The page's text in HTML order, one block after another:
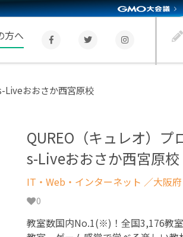
方へ
Liveおおさか西宮原校
QUREO（キュレオ）プ
s-Liveおおさか西宮原校
IT・Web・インターネット ／大阪
0
教室数国内No.1(※)！全国3,176教